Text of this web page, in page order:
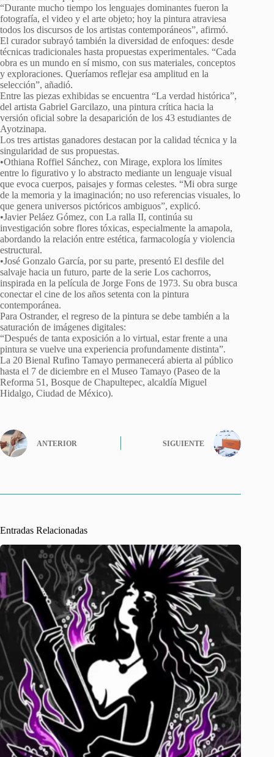
“Durante mucho tiempo los lenguajes dominantes fueron la
fotografía, el video y el arte objeto; hoy la pintura atraviesa
todos los discursos de los artistas contemporáneos”, afirmó.
El curador subrayó también la diversidad de enfoques: desde
técnicas tradicionales hasta propuestas experimentales. “Cada
obra es un mundo en sí mismo, con sus materiales, conceptos
y exploraciones. Queríamos reflejar esa amplitud en la
selección”, añadió.
Entre las piezas exhibidas se encuentra “La verdad histórica”,
del artista Gabriel Garcilazo, una pintura crítica hacia la
versión oficial sobre la desaparición de los 43 estudiantes de
Ayotzinapa.
Los tres artistas ganadores destacan por la calidad técnica y la
singularidad de sus propuestas.
•Othiana Roffiel Sánchez, con Mirage, explora los límites
entre lo figurativo y lo abstracto mediante un lenguaje visual
que evoca cuerpos, paisajes y formas celestes. “Mi obra surge
de la memoria y la imaginación; no uso referencias visuales, lo
que genera universos pictóricos ambiguos”, explicó.
•Javier Peláez Gómez, con La ralla II, continúa su
investigación sobre flores tóxicas, especialmente la amapola,
abordando la relación entre estética, farmacología y violencia
estructural.
•José Gonzalo García, por su parte, presentó El desfile del
salvaje hacia un futuro, parte de la serie Los cachorros,
inspirada en la película de Jorge Fons de 1973. Su obra busca
conectar el cine de los años setenta con la pintura
contemporánea.
Para Ostrander, el regreso de la pintura se debe también a la
saturación de imágenes digitales:
“Después de tanta exposición a lo virtual, estar frente a una
pintura se vuelve una experiencia profundamente distinta”.
La 20 Bienal Rufino Tamayo permanecerá abierta al público
hasta el 7 de diciembre en el Museo Tamayo (Paseo de la
Reforma 51, Bosque de Chapultepec, alcaldía Miguel
Hidalgo, Ciudad de México).
ANTERIOR SIGUIENTE
Entradas Relacionadas